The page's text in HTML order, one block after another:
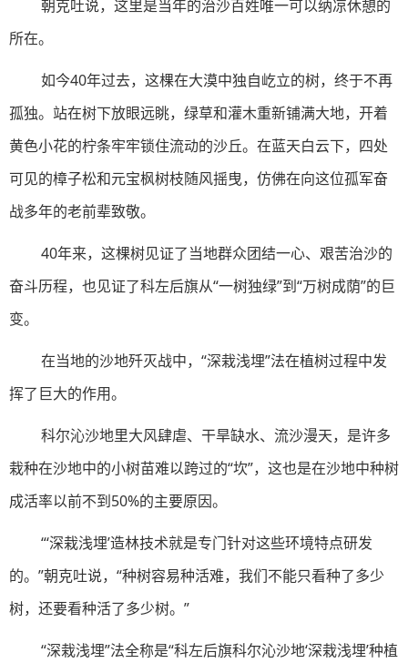
朝克吐说，这里是当年的治沙百姓唯一可以纳凉休憩的
所在。
如今40年过去，这棵在大漠中独自屹立的树，终于不再
孤独。站在树下放眼远眺，绿草和灌木重新铺满大地，开着
黄色小花的柠条牢牢锁住流动的沙丘。在蓝天白云下，四处
可见的樟子松和元宝枫树枝随风摇曳，仿佛在向这位孤军奋
战多年的老前辈致敬。
40年来，这棵树见证了当地群众团结一心、艰苦治沙的
奋斗历程，也见证了科左后旗从“一树独绿”到“万树成荫”的巨
变。
在当地的沙地歼灭战中，“深栽浅埋”法在植树过程中发
挥了巨大的作用。
科尔沁沙地里大风肆虐、干旱缺水、流沙漫天，是许多
栽种在沙地中的小树苗难以跨过的“坎”，这也是在沙地中种树
成活率以前不到50%的主要原因。
“‘深栽浅埋’造林技术就是专门针对这些环境特点研发
的。”朝克吐说，“种树容易种活难，我们不能只看种了多少
树，还要看种活了多少树。”
“深栽浅埋”法全称是“科左后旗科尔沁沙地‘深栽浅埋’种植